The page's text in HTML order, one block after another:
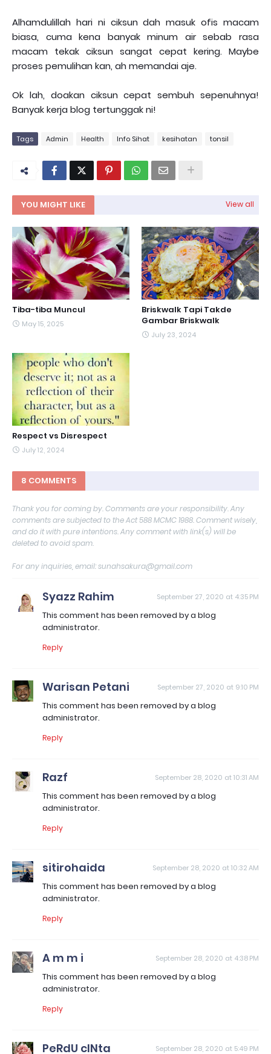
Alhamdulillah hari ni ciksun dah masuk ofis macam
biasa, cuma kena banyak minum air sebab rasa
macam tekak ciksun sangat cepat kering. Maybe
proses pemulihan kan, ah memandai aje.
Ok lah, doakan ciksun cepat sembuh sepenuhnya!
Banyak kerja blog tertunggak ni!
Tags Admin Health Info Sihat kesihatan tonsil
YOU MIGHT LIKE View all
Tiba-tiba Muncul
May 15, 2025
Briskwalk Tapi Takde
Gambar Briskwalk
July 23, 2024
Respect vs Disrespect
July 12, 2024
8 COMMENTS
Thank you for coming by. Comments are your responsibility. Any
comments are subjected to the Act 588 MCMC 1988. Comment wisely,
and do it with pure intentions. Any comment with link(s) will be
deleted to avoid spam.
For any inquiries, email: sunahsakura@gmail.com
Syazz Rahim September 27, 2020 at 4:35 PM
This comment has been removed by a blog
administrator.
Reply
Warisan Petani September 27, 2020 at 9:10 PM
This comment has been removed by a blog
administrator.
Reply
Razf September 28, 2020 at 10:31 AM
This comment has been removed by a blog
administrator.
Reply
sitirohaida September 28, 2020 at 10:32 AM
This comment has been removed by a blog
administrator.
Reply
A m m i September 28, 2020 at 4:38 PM
This comment has been removed by a blog
administrator.
Reply
PeRdU cINta September 28, 2020 at 5:49 PM